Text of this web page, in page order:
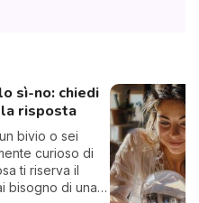
sì-no: chiedi
risposta
bivio o sei
curioso di
ti riserva il
bisogno di una